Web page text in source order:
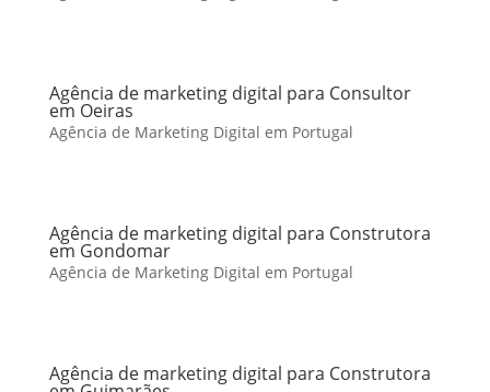
Agência de marketing digital para Consultor
em Oeiras
Agência de Marketing Digital em Portugal
Agência de marketing digital para Construtora
em Gondomar
Agência de Marketing Digital em Portugal
Agência de marketing digital para Construtora